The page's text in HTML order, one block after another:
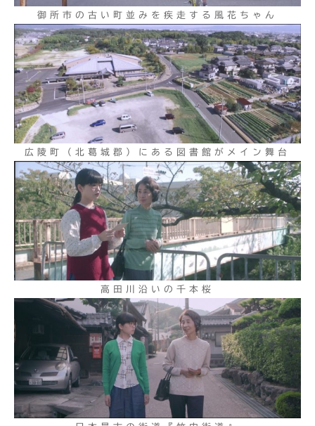
御所市の古い町並みを疾走する風花ちゃん
広陵町（北葛城郡）にある図書館がメイン舞台
高田川沿いの千本桜